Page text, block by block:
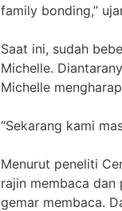
family bonding,”
Saat ini, sudah
Michelle.
Michelle
“Sekarang kami
Menurut peneliti
rajin membaca dan
gemar membaca.